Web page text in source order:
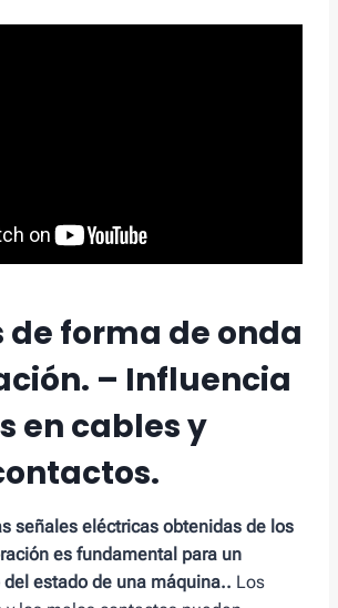
de forma de onda
– Influencia
en cables y
señales eléctricas obtenidas de los
es fundamental para un
estado de una máquina.. Los